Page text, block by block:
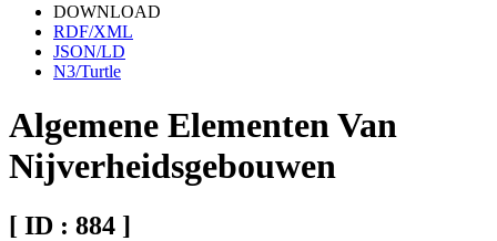
DOWNLOAD
RDF/XML
JSON/LD
N3/Turtle
Algemene Elementen Van
Nijverheidsgebouwen
[ ID : 884 ]